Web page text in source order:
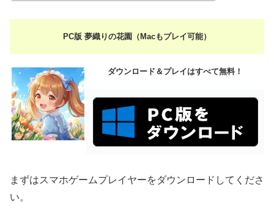
PC版 夢織りの花園（Macもプレイ可能）
ダウンロード＆プレイはすべて無料！
まずはスマホゲームプレイヤーをダウンロードしてくださ
い。